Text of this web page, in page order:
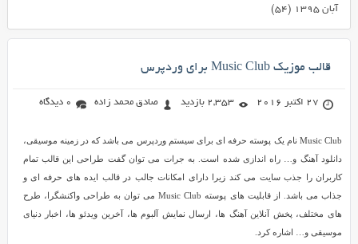
آبان ۱۳۹۵
(۵۴)
قالب موزیک Music Club برای وردپرس
27 اکتبر 2016 2,353 بازدید صادق محمد زاده 0 دیدگاه
Music Club نام یک پوسته حرفه ای برای سیستم وردپرس می باشد که در زمینه موسیقی،
دانلود آهنگ و… راه اندازی شده است. به جرات می توان گفت طراحی این قالب تمام
کاربران را جذب سایت می کند زیرا دارای امکانات جالب در قالب ایده های حرفه ای و
جذاب می باشد. از قابلیت های پوسته Music Club می توان به طراحی واکنشگرا، طرح
های مختلف، پخش آنلاین آهنگ ها، ارسال نمایش آلبوم ها، آخرین ویدئو ها، اخبار دنیای
موسیقی و… اشاره کرد.